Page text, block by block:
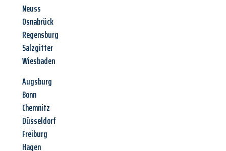
Neuss
Osnabrück
Regensburg
Salzgitter
Wiesbaden
Augsburg
Bonn
Chemnitz
Düsseldorf
Freiburg
Hagen